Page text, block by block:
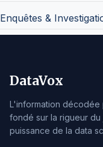
Enquêtes &
DataVox
L'information décodée
fondé sur la rigueur
puissance de la data